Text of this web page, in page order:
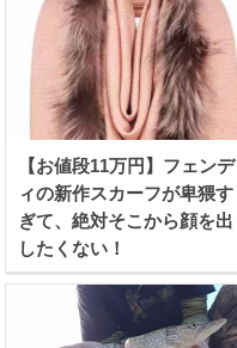
【お値段11万円】フェンデ
ィの新作スカーフが卑猥す
ぎて、絶対そこから顔を出
したくない！